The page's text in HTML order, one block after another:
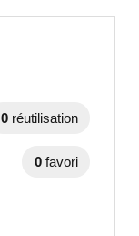
0 réutilisation
0 favori